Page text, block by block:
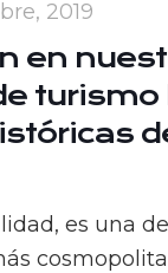
2019
en
turismo
es una